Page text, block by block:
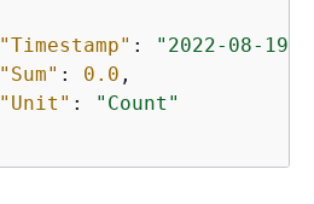
"Timestamp" :
"2022-08-
"Sum" : 0.0 ,
"Unit" :
"Count"